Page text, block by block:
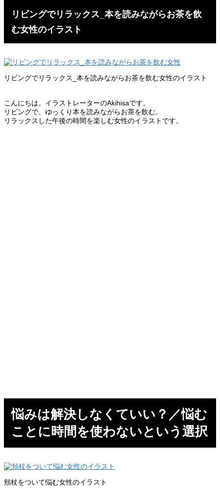
リビングでリラックス_本を読みながらお茶を飲
む女性のイラスト
リビングでリラックス_本を読みながらお茶を飲む女性のイラスト
こんにちは。イラストレーターのAkihisaです。
リビングで、ゆっくり本を読みながらお茶を飲む。
リラックスした午後の時間を楽しむ女性のイラストです。
悩みは解決しなくていい？／悩む
ことに時間を使わないという選択
頬杖をついて悩む女性のイラスト